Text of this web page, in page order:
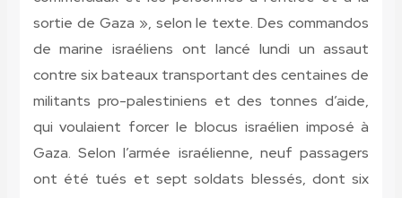
sortie de Gaza », selon le texte. Des commandos
de marine israéliens ont lancé lundi un assaut
contre six bateaux transportant des centaines de
militants pro-palestiniens et des tonnes d’aide,
qui voulaient forcer le blocus israélien imposé à
Gaza. Selon l’armée israélienne, neuf passagers
ont été tués et sept soldats blessés, dont six